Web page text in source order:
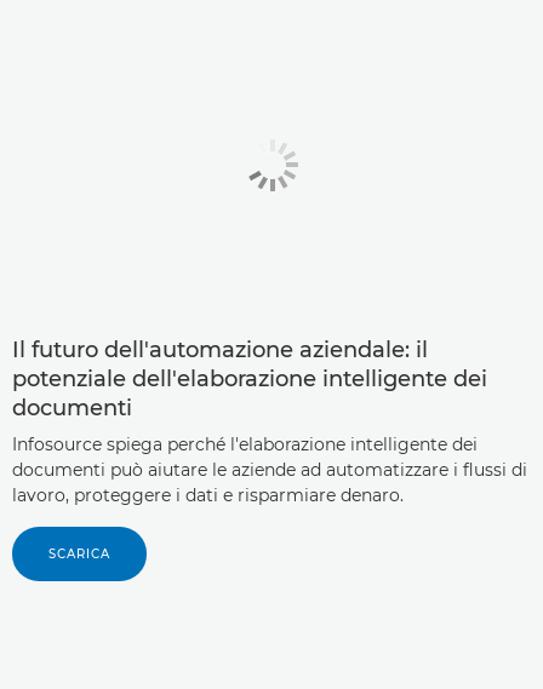
Il futuro dell'automazione aziendale: il
potenziale dell'elaborazione intelligente dei
documenti
Infosource spiega perché l'elaborazione intelligente dei
documenti può aiutare le aziende ad automatizzare i flussi di
lavoro, proteggere i dati e risparmiare denaro.
SCARICA